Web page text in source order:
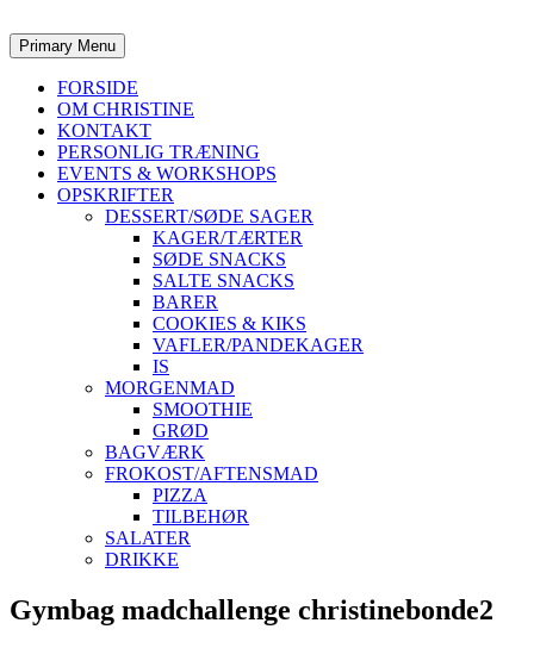
Primary Menu
FORSIDE
OM CHRISTINE
KONTAKT
PERSONLIG TRÆNING
EVENTS & WORKSHOPS
OPSKRIFTER
DESSERT/SØDE SAGER
KAGER/TÆRTER
SØDE SNACKS
SALTE SNACKS
BARER
COOKIES & KIKS
VAFLER/PANDEKAGER
IS
MORGENMAD
SMOOTHIE
GRØD
BAGVÆRK
FROKOST/AFTENSMAD
PIZZA
TILBEHØR
SALATER
DRIKKE
Skip
to
Gymbag madchallenge christinebonde2